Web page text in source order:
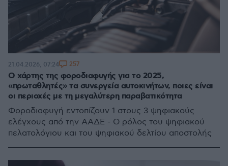
Ο χάρτης της φοροδιαφυγής για το 2025,
«πρωταθλητές» τα συνεργεία αυτοκινήτων, ποιες είναι
οι περιοχές με τη μεγαλύτερη παραβατικότητα
Φοροδιαφυγή εντοπίζουν 1 στους 3 ψηφιακούς
ελέγχους από την ΑΑΔΕ - Ο ρόλος του ψηφιακού
πελατολόγιου και του ψηφιακού δελτίου αποστολής
21.04.2026, 07:24 257